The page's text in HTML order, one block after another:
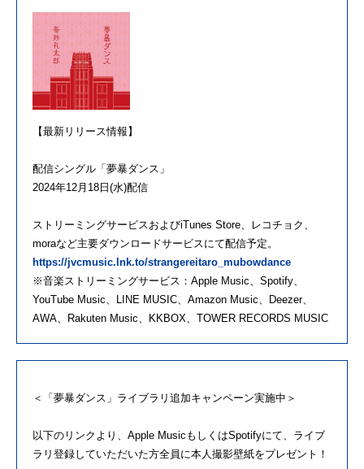
【最新リリース情報】
配信シングル「夢暴ダンス」
2024年12月18日(水)配信
ストリーミングサービスおよびiTunes Store、レコチョク、
moraなど主要ダウンロードサービスにて配信予定。
https://jvcmusic.lnk.to/strangereitaro_mubowdance
※音楽ストリーミングサービス：Apple Music、Spotify、
YouTube Music、LINE MUSIC、Amazon Music、Deezer、
AWA、Rakuten Music、KKBOX、TOWER RECORDS MUSIC
＜「夢暴ダンス」ライブラリ追加キャンペーン実施中＞
以下のリンクより、Apple MusicもしくはSpotifyにて、ライブ
ラリ登録していただいた方全員に本人撮影壁紙をプレゼント！